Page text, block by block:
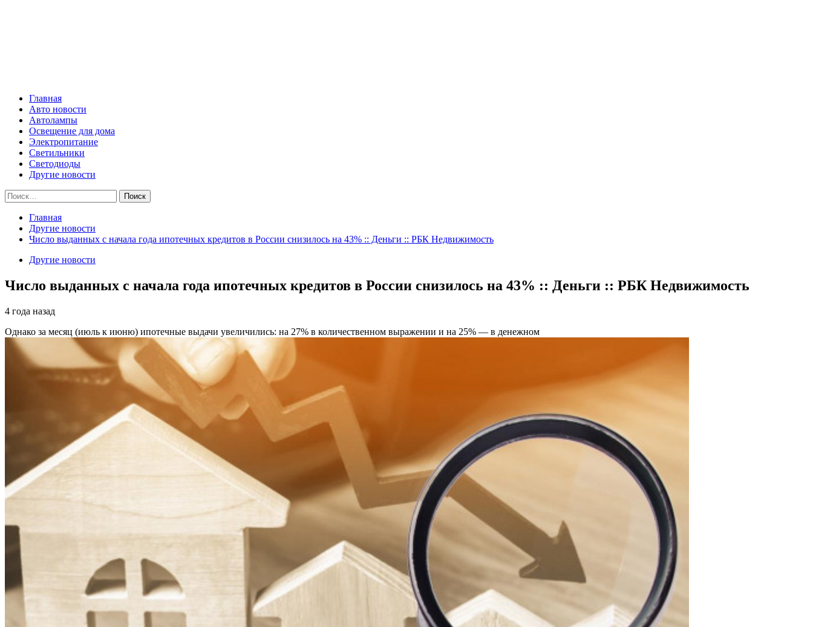
Главная
Авто новости
Автолампы
Освещение для дома
Электропитание
Светильники
Светодиоды
Другие новости
Найти:
Главная
Другие новости
Число выданных с начала года ипотечных кредитов в России снизилось на 43% :: Деньги :: РБК Недвижимость
Другие новости
Число выданных с начала года ипотечных кредитов в России снизилось на 43% :: Деньги :: РБК Недвижимость
4 года назад
Однако за месяц (июль к июню) ипотечные выдачи увеличились: на 27% в количественном выражении и на 25% — в денежном